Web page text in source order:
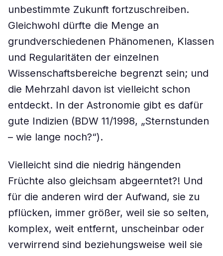
unbestimmte Zukunft fortzuschreiben.
Gleichwohl dürfte die Menge an
grundverschiedenen Phänomenen, Klassen
und Regularitäten der einzelnen
Wissenschaftsbereiche begrenzt sein; und
die Mehrzahl davon ist vielleicht schon
entdeckt. In der Astronomie gibt es dafür
gute Indizien (BDW 11/1998, „Sternstunden
– wie lange noch?“).
Vielleicht sind die niedrig hängenden
Früchte also gleichsam abgeerntet?! Und
für die anderen wird der Aufwand, sie zu
pflücken, immer größer, weil sie so selten,
komplex, weit entfernt, unscheinbar oder
verwirrend sind beziehungsweise weil sie